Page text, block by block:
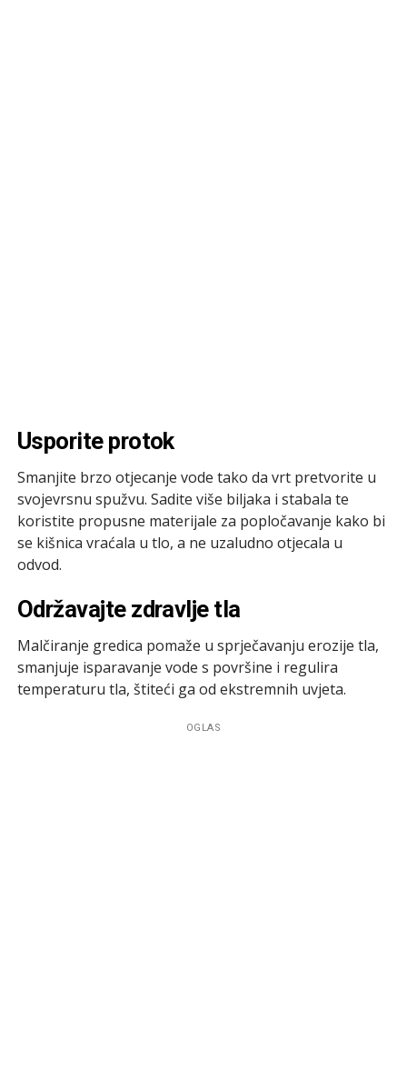
Usporite protok
Smanjite brzo otjecanje vode tako da vrt pretvorite u
svojevrsnu spužvu. Sadite više biljaka i stabala te
koristite propusne materijale za popločavanje kako bi
se kišnica vraćala u tlo, a ne uzaludno otjecala u
odvod.
Održavajte zdravlje tla
Malčiranje gredica pomaže u sprječavanju erozije tla,
smanjuje isparavanje vode s površine i regulira
temperaturu tla, štiteći ga od ekstremnih uvjeta.
OGLAS